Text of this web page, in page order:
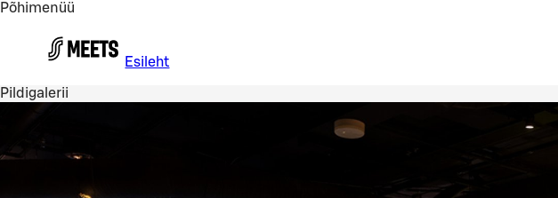
Põhimenüü
Esileht
Pildigalerii